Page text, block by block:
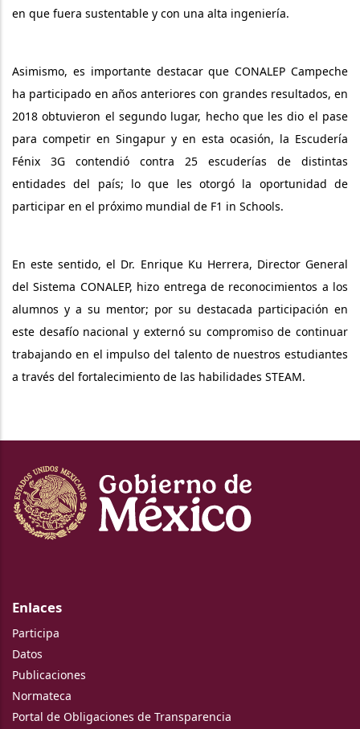
en que fuera sustentable y con una alta ingeniería.
Asimismo, es importante destacar que CONALEP Campeche
ha participado en años anteriores con grandes resultados, en
2018 obtuvieron el segundo lugar, hecho que les dio el pase
para competir en Singapur y en esta ocasión, la Escudería
Fénix 3G contendió contra 25 escuderías de distintas
entidades del país; lo que les otorgó la oportunidad de
participar en el próximo mundial de F1 in Schools.
En este sentido, el Dr. Enrique Ku Herrera, Director General
del Sistema CONALEP, hizo entrega de reconocimientos a los
alumnos y a su mentor; por su destacada participación en
este desafío nacional y externó su compromiso de continuar
trabajando en el impulso del talento de nuestros estudiantes
a través del fortalecimiento de las habilidades STEAM.
Enlaces
Participa
Datos
Publicaciones
Normateca
Portal de Obligaciones de Transparencia